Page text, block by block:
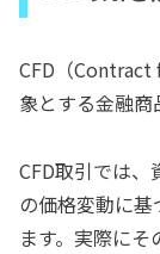
CFD（Contract
象とする金融商
CFD取引では、
の価格変動に
ます。実際に